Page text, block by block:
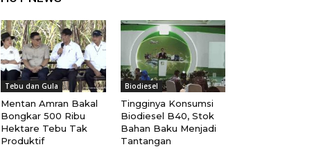
Tebu dan Gula
Mentan Amran Bakal
Bongkar 500 Ribu
Hektare Tebu Tak
Produktif
Biodiesel
Tingginya Konsumsi
Biodiesel B40, Stok
Bahan Baku Menjadi
Tantangan